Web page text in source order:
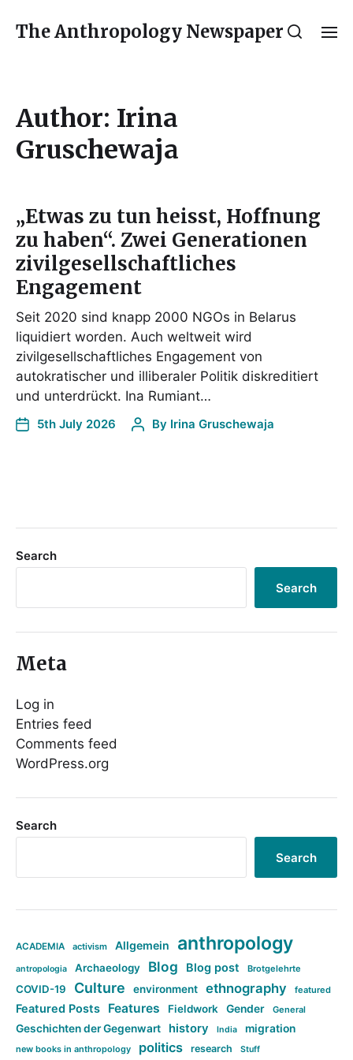
The Anthropology Newspaper
Author: Irina
Gruschewaja
„Etwas zu tun heisst, Hoffnung
zu haben“. Zwei Generationen
zivilgesellschaftliches
Engagement
Seit 2020 sind knapp 2000 NGOs in Belarus
liquidiert worden. Auch weltweit wird
zivilgesellschaftliches Engagement von
autokratischer und illiberaler Politik diskreditiert
und unterdrückt. Ina Rumiant…
5th July 2026 By Irina Gruschewaja
Search
Search
Meta
Log in
Entries feed
Comments feed
WordPress.org
Search
Search
ACADEMIA activism Allgemein anthropology
antropologia Archaeology Blog Blog post Brotgelehrte
COVID-19 Culture environment ethnography featured
Featured Posts Features Fieldwork Gender General
Geschichten der Gegenwart history India migration
new books in anthropology politics research Stuff